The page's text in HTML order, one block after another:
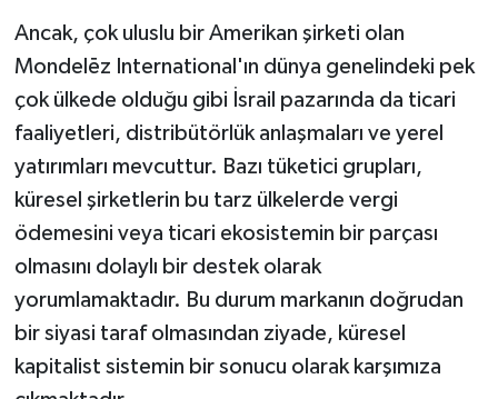
Ancak, çok uluslu bir Amerikan şirketi olan
Mondelēz International'ın dünya genelindeki pek
çok ülkede olduğu gibi İsrail pazarında da ticari
faaliyetleri, distribütörlük anlaşmaları ve yerel
yatırımları mevcuttur. Bazı tüketici grupları,
küresel şirketlerin bu tarz ülkelerde vergi
ödemesini veya ticari ekosistemin bir parçası
olmasını dolaylı bir destek olarak
yorumlamaktadır. Bu durum markanın doğrudan
bir siyasi taraf olmasından ziyade, küresel
kapitalist sistemin bir sonucu olarak karşımıza